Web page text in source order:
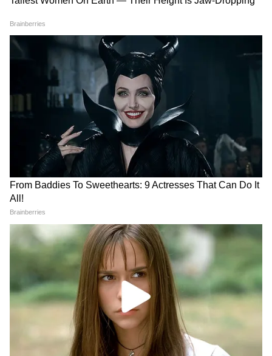
5
Image Credit : Cgatgpt
মাসে ৩০ হাজার টাকা বেতন হলে বর্ধিত কত টাকা
ঢুকবে পকেটে?
আগের ডিএ (১৮%): ৫,৪০০ টাকা
নতুন ডিএ (৩৮%): ১১,৪০০ টাকা
সরাসরি বেতন বৃদ্ধি: প্রতি মাসে ৬,০০০ টাকা
অতিরিক্ত মিলবে। অর্থাৎ যাদের মূল বেতন ৩০
হাজার টাকা তারা বর্ধিত ডিএ অনুযায়ী ২০ শতাংশ
হারে বেশি বেতন মোট ৩৬ হাজার টাকা পাবেন।